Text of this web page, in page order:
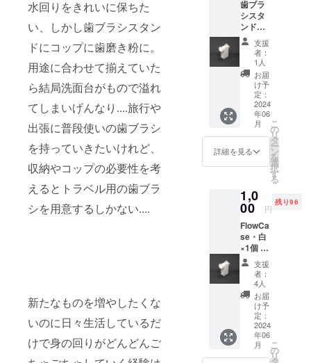
水回りをきれいに保ちた
い、しかし歯ブラシスタン
ドにコップに歯磨き粉に。
用途に合わせて揃えていた
ら結局洗面台がもので溢れ
てしまいげんなり....旅行や
出張に普段使いの歯ブラシ
を持っていきたいけれど、
収納やコップの必要性を考
えるとトラベル用の歯ブラ
シを用意するしかない....
新たなものを増やしたくな
いのに日々生活しているだ
けで身の回りがどんどんご
歯ブラ
シスタ
ンド
（白）
印刷時
積層精
度
0.25m
mで印
刷いた
しま
す。
1000円
の方は
0.2mm
で印刷
ます。
使用に
関して
は問題
ござい
ませ
ん。
支援
者：
1人
お届
け予
定：
2024
年06
月
詳細を見る
こ
の
リ
タ
ー
ン
を
選
択
す
る
1,0
00 円
残り96
FlowCa
se・白
×1個 印
刷精度
0.2mm
支援
者：
4人
お届
け予
定：
2024
年06
月
こ
の
リ